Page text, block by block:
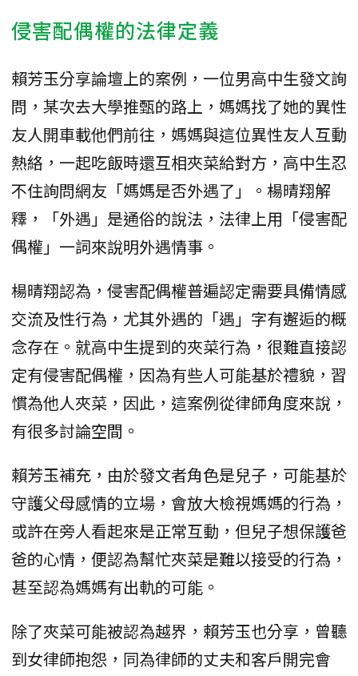
侵害配偶權的法律定義
賴芳玉分享論壇上的案例，一位男高中生發文詢
問，某次去大學推甄的路上，媽媽找了她的異性
友人開車載他們前往，媽媽與這位異性友人互動
熱絡，一起吃飯時還互相夾菜給對方，高中生忍
不住詢問網友「媽媽是否外遇了」。楊晴翔解
釋，「外遇」是通俗的說法，法律上用「侵害配
偶權」一詞來說明外遇情事。
楊晴翔認為，侵害配偶權普遍認定需要具備情感
交流及性行為，尤其外遇的「遇」字有邂逅的概
念存在。就高中生提到的夾菜行為，很難直接認
定有侵害配偶權，因為有些人可能基於禮貌，習
慣為他人夾菜，因此，這案例從律師角度來說，
有很多討論空間。
賴芳玉補充，由於發文者角色是兒子，可能基於
守護父母感情的立場，會放大檢視媽媽的行為，
或許在旁人看起來是正常互動，但兒子想保護爸
爸的心情，便認為幫忙夾菜是難以接受的行為，
甚至認為媽媽有出軌的可能。
除了夾菜可能被認為越界，賴芳玉也分享，曾聽
到女律師抱怨，同為律師的丈夫和客戶開完會